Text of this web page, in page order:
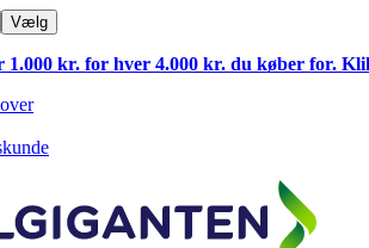
Vælg
kr. for hver 4.000 kr. du køber for.